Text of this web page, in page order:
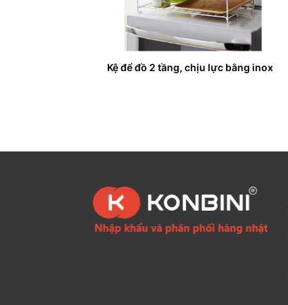
Kệ để đồ 2 tầng, chịu lực bằng inox